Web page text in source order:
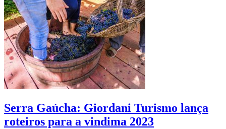
Serra Gaúcha: Giordani Turismo lança
roteiros para a vindima 2023